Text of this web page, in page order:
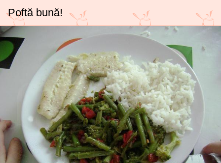
Poftă bună!